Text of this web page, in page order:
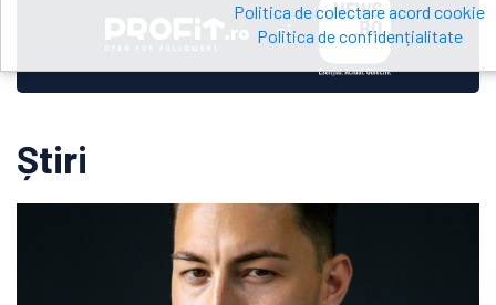
și
Știri
Politica de colectare acord cookie
Politica de confidențialitate